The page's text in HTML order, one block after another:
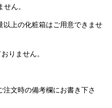
ん。
上の化粧箱はご用意できませ
りません。
文時の備考欄にお書き下さ